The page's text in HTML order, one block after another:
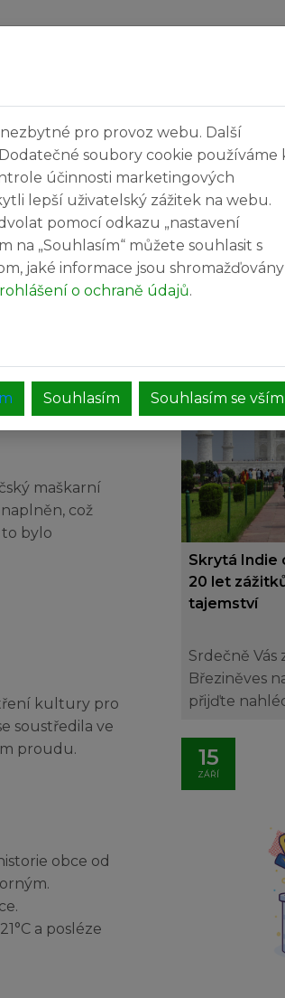
Čtvrtek 06. 08. 2026,
čas Služby v MČ Kontakty
sálu
ale i k jiným
maškarní
což
to bylo
kultury pro
soustředila ve
proudu.
obce od
a posléze
Skrytá Indie
20 let
tajemství
Srdečně
Březiněves
přijďte
15
ZÁŘÍ
pro provoz webu. Další
soubory cookie používáme
účinnosti marketingových
lepší uživatelský zážitek na webu.
pomocí odkazu „nastavení
na „Souhlasím“ můžete souhlasit s
jaké informace jsou shromažďovány
o ochraně údajů.
Souhlasím Souhlasím se vším